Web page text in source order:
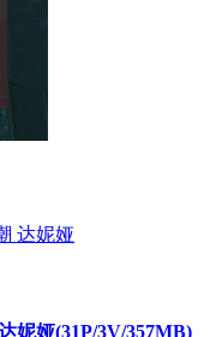
妮娅(31P/3V/357MB)